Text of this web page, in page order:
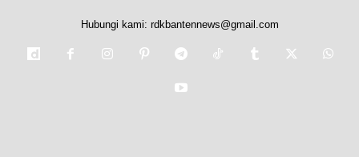
Hubungi kami: rdkbantennews@gmail.com